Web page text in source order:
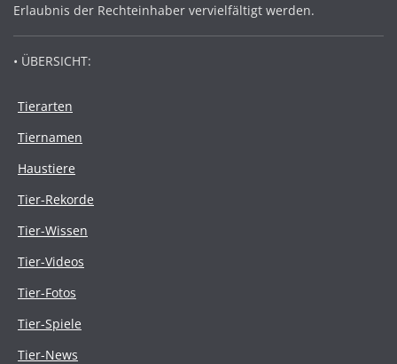
Erlaubnis der Rechteinhaber vervielfältigt werden.
• ÜBERSICHT:
Tierarten
Tiernamen
Haustiere
Tier-Rekorde
Tier-Wissen
Tier-Videos
Tier-Fotos
Tier-Spiele
Tier-News